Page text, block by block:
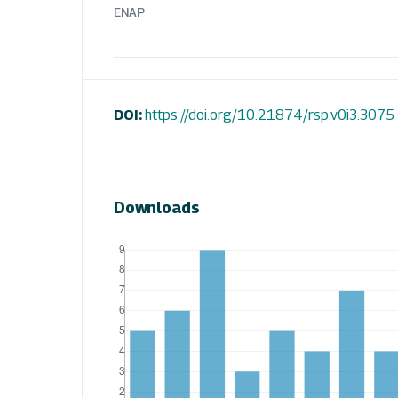
ENAP
DOI:https://doi.org/10.21874/rsp.v0i3.3075
Downloads